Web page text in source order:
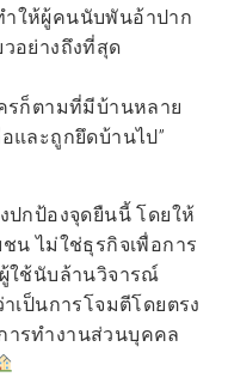
ำให้ผู้คนนับพันอ้าปาก
อย่างถึงที่สุด
รก็ตามที่มีบ้านหลาย
และถูกยึดบ้านไป”
ปกป้องจุดยืนนี้ โดยให้
น ไม่ใช่ธุรกิจเพื่อการ
ใช้นับล้านวิจารณ์
เป็นการโจมตีโดยตรง
ารทำงานส่วนบุคคล